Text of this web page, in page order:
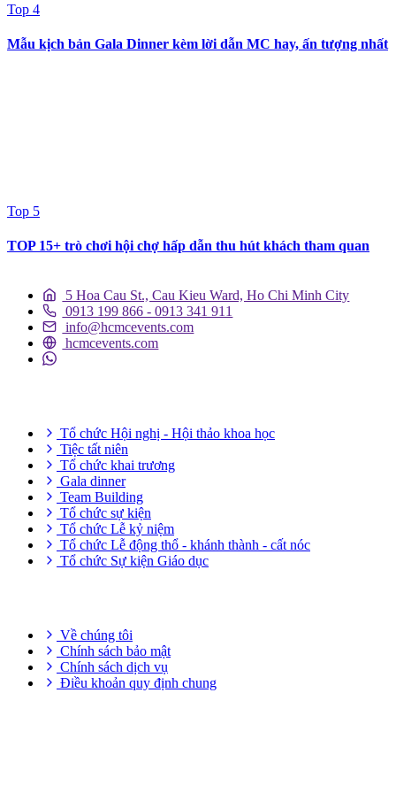
Top 4
Mẫu kịch bản Gala Dinner kèm lời dẫn MC hay, ấn tượng nhất
Top 5
TOP 15+ trò chơi hội chợ hấp dẫn thu hút khách tham quan
5 Hoa Cau St., Cau Kieu Ward, Ho Chi Minh City
0913 199 866 - 0913 341 911
info@hcmcevents.com
hcmcevents.com
Tổ chức Hội nghị - Hội thảo khoa học
Tiệc tất niên
Tổ chức khai trương
Gala dinner
Team Building
Tổ chức sự kiện
Tổ chức Lễ kỷ niệm
Tổ chức Lễ động thổ - khánh thành - cất nóc
Tổ chức Sự kiện Giáo dục
Về chúng tôi
Chính sách bảo mật
Chính sách dịch vụ
Điều khoản quy định chung